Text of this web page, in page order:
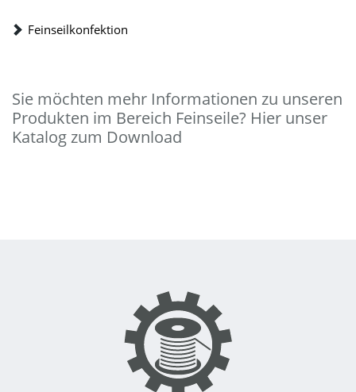
Feinseilkonfektion
Sie möchten mehr Informationen zu unseren
Produkten im Bereich Feinseile? Hier unser
Katalog zum Download